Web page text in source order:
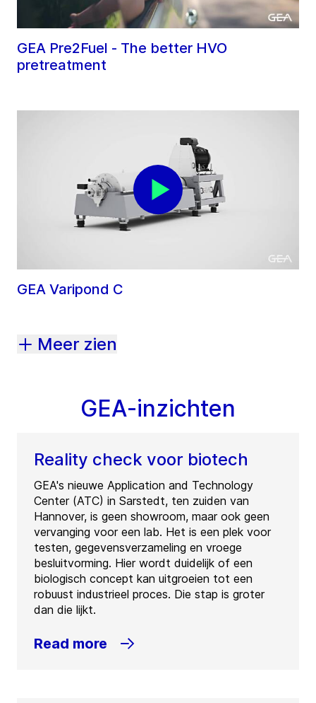
GEA Pre2Fuel - The better HVO
pretreatment
GEA Varipond C
Meer zien
GEA-inzichten
Reality check voor biotech
GEA's nieuwe Application and Technology
Center (ATC) in Sarstedt, ten zuiden van
Hannover, is geen showroom, maar ook geen
vervanging voor een lab. Het is een plek voor
testen, gegevensverzameling en vroege
besluitvorming. Hier wordt duidelijk of een
biologisch concept kan uitgroeien tot een
robuust industrieel proces. Die stap is groter
dan die lijkt.
Read more